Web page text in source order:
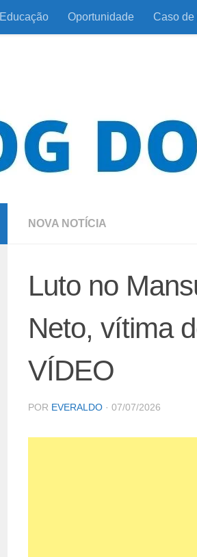
Educação Oportunidade Caso de
NOVA NOTÍCIA
Luto no
Neto, vítima
VÍDEO
POR EVERALDO · 07/07/2026